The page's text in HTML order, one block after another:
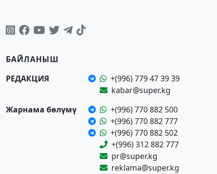
БАЙЛАНЫШ
РЕДАКЦИЯ
+(996) 779 47 39 39
kabar@super.kg
Жарнама бөлүмү
+(996) 770 882 500
+(996) 770 882 777
+(996) 770 882 502
+(996) 312 882 777
pr@super.kg
reklama@super.kg